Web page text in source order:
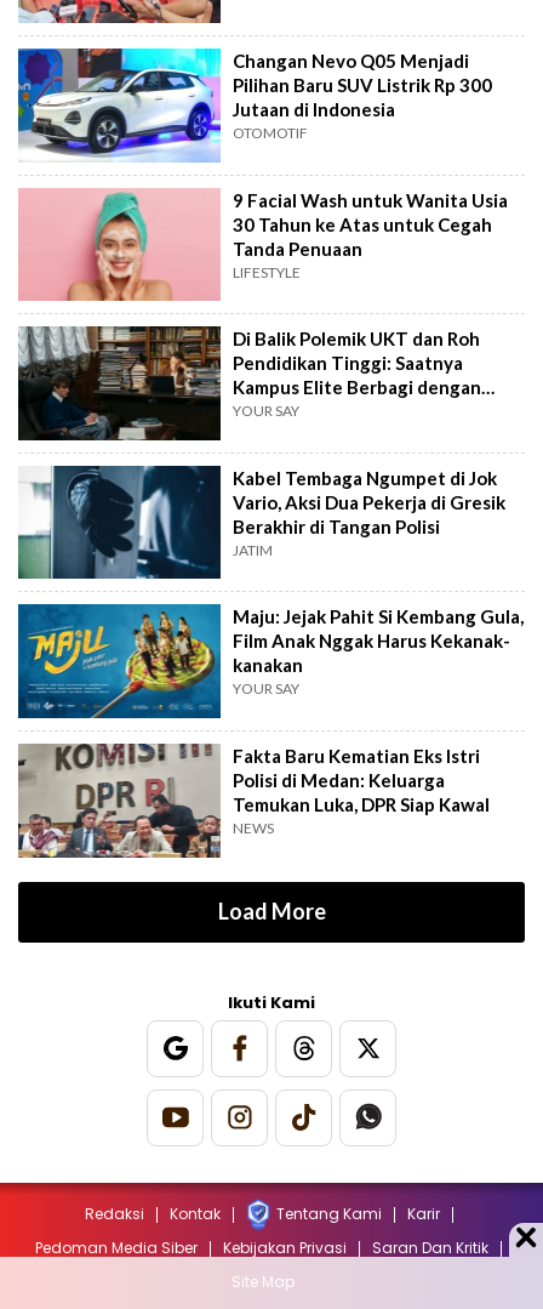
Changan Nevo Q05 Menjadi
Pilihan Baru SUV Listrik Rp 300
Jutaan di Indonesia
OTOMOTIF
9 Facial Wash untuk Wanita Usia
30 Tahun ke Atas untuk Cegah
Tanda Penuaan
LIFESTYLE
Di Balik Polemik UKT dan Roh
Pendidikan Tinggi: Saatnya
Kampus Elite Berbagi dengan
Kampus Daerah
YOUR SAY
Kabel Tembaga Ngumpet di Jok
Vario, Aksi Dua Pekerja di Gresik
Berakhir di Tangan Polisi
JATIM
Maju: Jejak Pahit Si Kembang Gula,
Film Anak Nggak Harus Kekanak-
kanakan
YOUR SAY
Fakta Baru Kematian Eks Istri
Polisi di Medan: Keluarga
Temukan Luka, DPR Siap Kawal
NEWS
Load More
Ikuti Kami
Redaksi Kontak Tentang Kami
Karir
Pedoman Media Siber
Kebijakan Privasi
Saran Dan Kritik
Site Map